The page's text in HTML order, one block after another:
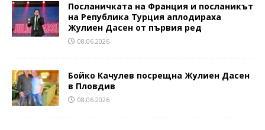
Посланичката на Франция и посланикът
на Република Турция аплодираха
Жулиен Дасен от първия ред
08.06.2026
Бойко Качулев посрещна Жулиен Дасен
в Пловдив
08.06.2026